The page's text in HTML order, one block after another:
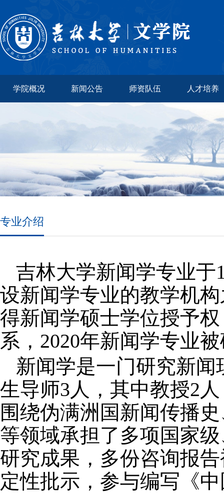
学院概况 新闻公告 师资队伍 人才培养
专业介绍
吉林大学新闻学专业于
设新闻学专业的教学机
得新闻学硕士学位授予
系，2020年新闻学专业
新闻学是一门研究新
生导师3人，其中教授2
围绕伪满洲国新闻传播
等领域承担了多项国家
研究成果，多份咨询报
定性批示，参与编写《